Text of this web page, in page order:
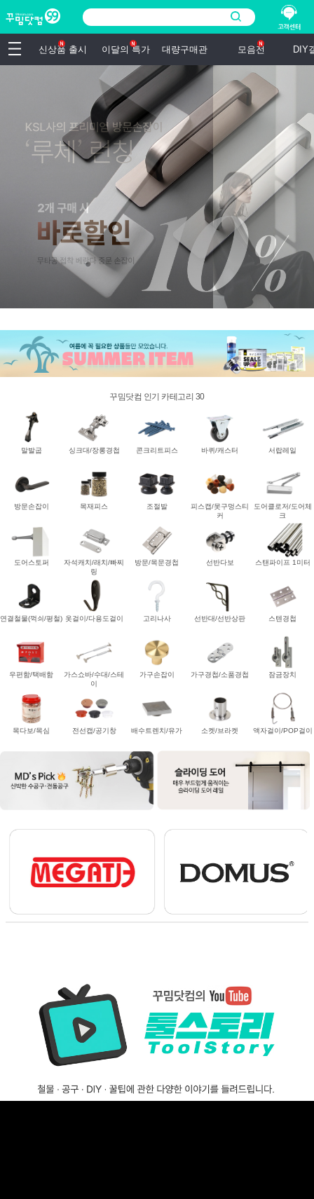
신상품 출시 이달의 특가 대량구매관 모음전 DIY
꾸밈닷컴 인기 카테고리 30
말발굽 싱크대/장롱경첩 콘크리트피스 바퀴/캐스터 서랍레일
방문손잡이 목재피스 조절발
피스캡/못구멍스티
커
도어클로저/도어체
크
도어스토퍼
자석캐치/래치/빠찌
링
방문/목문경첩 선반다보 스탠파이프 1미터
연결철물(꺽쇠/평철) 옷걸이/다용도걸이 고리나사 선반대/선반상판 스텐경첩
우편함/택배함
가스쇼바/수대/스테
이
가구손잡이 가구경첩/소품경첩 잠금장치
목다보/목심 전선캡/공기창 배수트렌치/유가 소켓/브라켓 액자걸이/POP걸이